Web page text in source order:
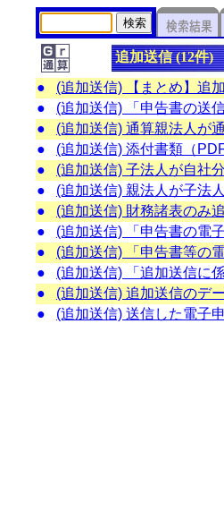
追加送信 (12件)
●
(追加送信) 【まとめ】追
●
(追加送信) 「申告書の送
●
(追加送信) 通算親法人が
●
(追加送信) 添付書類（
●
(追加送信) 子法人が自社
●
(追加送信) 親法人が子法
●
(追加送信) 財務諸表のみ
●
(追加送信) 「申告書の電
●
(追加送信) 「申告書等の
●
(追加送信) 「追加送信に
●
(追加送信) 追加送信のデ
●
(追加送信) 送信した電子